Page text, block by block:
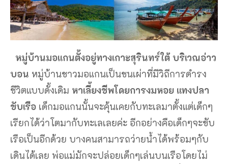
หมู่บ้านมอแกนตั้งอยู่ทางเกาะสุรินทร์ใต้ บริเวณอ่าว
บอน หมู่บ้านชาวมอแกนเป็นชนเผ่าที่มีวิถีการดำรง
ชีวิตแบบดั้งเดิม หาเลี้ยงชีพโดยการงมหอย แทงปลา
ขับเรือ เด็กมอแกนนั้นจะคุ้นเคยกับทะเลมาตั้งแต่เด็กๆ
เรียกได้ว่าโตมากับทะเลเลยค่ะ อีกอย่างคือเด็กๆจะขับ
เรือเป็นอีกด้วย บางคนสามารถว่ายน้ำได้พร้อมๆกับ
เดินได้เลย พ่อแม่มักจะปล่อยเด็กๆเล่นบนเรือโดยไม่